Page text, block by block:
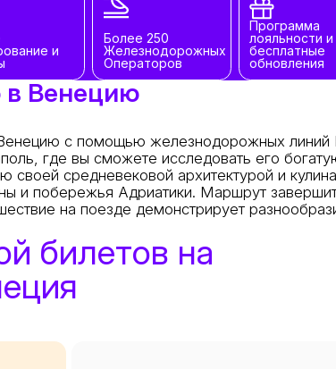
и
Более 250
Железнодорожных
Операторов
Программа
лояльности и
бесплатные
обновления
в Венецию
с помощью железнодорожных линий
где вы сможете исследовать его
средневековой архитектурой и
и побережья Адриатики. Маршрут
на поезде демонстрирует
билетов на